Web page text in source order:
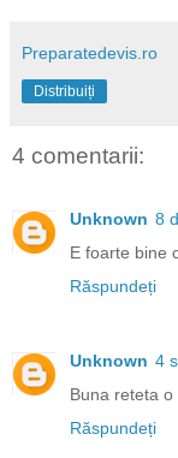
Preparatedevis.ro
Distribuiți
4 comentarii:
Unknown 8
E foarte bine
Răspundeți
Unknown 4
Buna reteta
Răspundeți